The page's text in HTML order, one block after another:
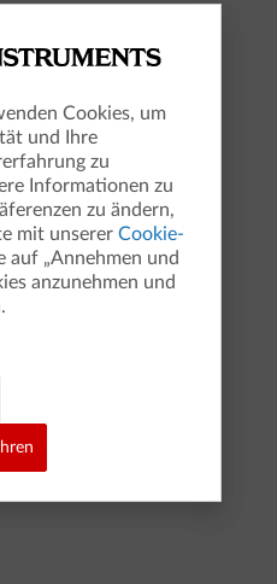
Lehrer Software
Cookies, um
und Ihre
zu
Informationen zu
zu ändern,
mit unserer Cookie-
auf „Annehmen und
anzunehmen und